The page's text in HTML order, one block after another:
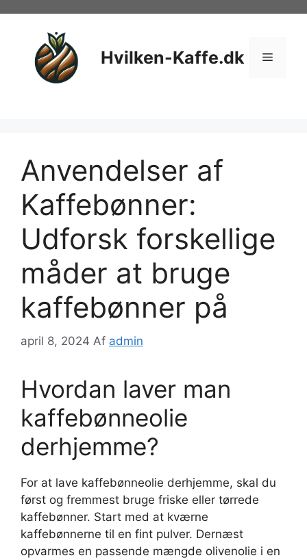
Hvilken-Kaffe.dk Menu
Anvendelser af
Kaffebønner:
Udforsk forskellige
måder at bruge
kaffebønner på
april 8, 2024 Af admin
Hvordan laver man
kaffebønneolie
derhjemme?
For at lave kaffebønneolie derhjemme, skal du
først og fremmest bruge friske eller tørrede
kaffebønner. Start med at kværne
kaffebønnerne til en fint pulver. Dernæst
opvarmes en passende mængde olivenolie i en